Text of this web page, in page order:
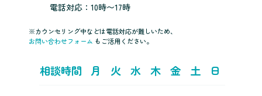
電話対応：10時〜17時
※カウンセリング中などは電話対応が難しいため、
お問い合わせフォーム もご活用ください。
相談時間 月 火 水 木 金 土 日